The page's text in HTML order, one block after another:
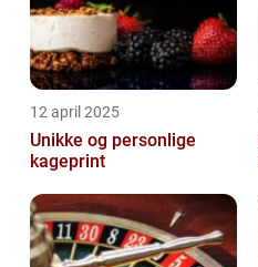
12 april 2025
Unikke og personlige
kageprint